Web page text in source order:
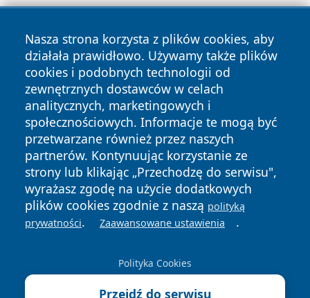
Nasza strona korzysta z plików cookies, aby
działała prawidłowo. Używamy także plików
cookies i podobnych technologii od
zewnętrznych dostawców w celach
analitycznych, marketingowych i
społecznościowych. Informacje te mogą być
przetwarzane również przez naszych
partnerów. Kontynuując korzystanie ze
strony lub klikając „Przechodzę do serwisu",
wyrażasz zgodę na użycie dodatkowych
plików cookies zgodnie z naszą polityką
prywatności. Zaawansowane ustawienia .
Polityka Cookies
Przejdź do serwisu
Copyright © 2026 swidnicanews.pl Wszystkie prawa
zastrzeżone.
News Autorzy
Polityka
Prywatności
Polityka
Cookies